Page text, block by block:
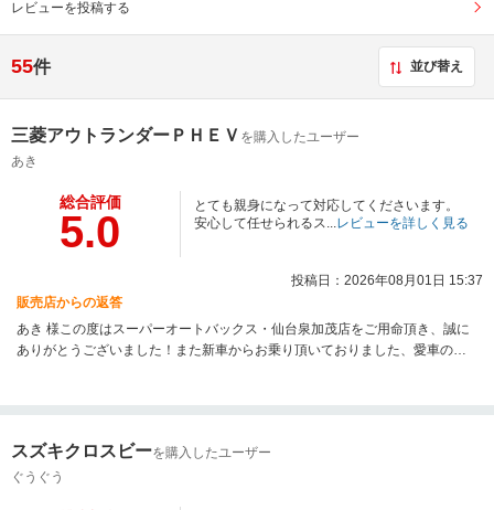
レビューを投稿する
55件 並び替え
三菱アウトランダーＰＨＥＶ を購入したユーザー
あき
総合評価
5.0
とても親身になって対応してくださいます。
安心して任せられるス...レビューを詳しく見る
投稿日：2026年08月01日 15:37
販売店からの返答
あき 様この度はスーパーオートバックス・仙台泉加茂店をご用命頂き、誠に
ありがとうございました！また新車からお乗り頂いておりました、愛車の下
心して任せられる】との嬉しいお言葉を頂き、心より感謝申し上げます！今
きまして、誠にありがとうございました！初めての電気自動車との事で不安
も多くあるかと思いますが、困ったことがあればぜひ当店まで！お気軽にご
スズキクロスビーを購入したユーザー
ぐうぐう